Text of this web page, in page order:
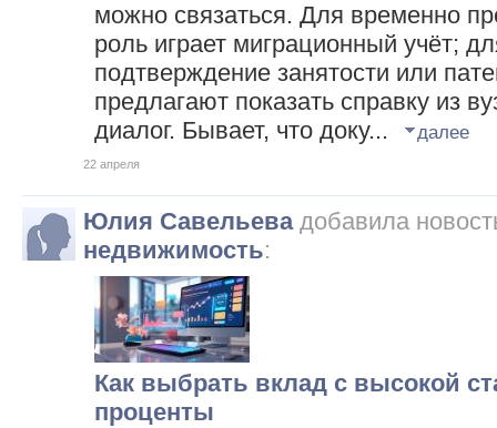
можно связаться. Для временно
роль играет миграционный учёт;
подтверждение занятости или
предлагают показать справку из
диалог. Бывает, что доку...
далее
22 апреля
Юлия Савельевадобавила
недвижимость:
Как выбрать вклад с высокой
проценты